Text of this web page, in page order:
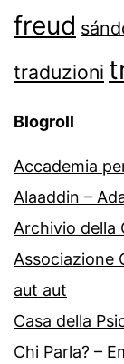
freud
traduzioni
Blogroll
Accademia
Alaaddin –
Archivio della
Associazione
aut aut
Casa della
Chi Parla? –